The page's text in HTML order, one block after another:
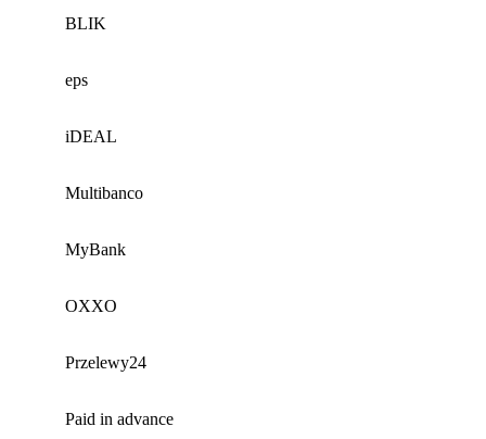
BLIK
eps
iDEAL
Multibanco
MyBank
OXXO
Przelewy24
Paid in advance